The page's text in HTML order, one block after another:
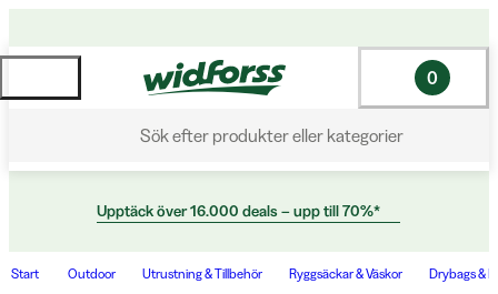
Sök efter produkter eller kategorier
0
Upptäck över 16.000 deals – upp till 70%*
Start Outdoor Utrustning & Tillbehör Ryggsäckar & Väskor Drybags &